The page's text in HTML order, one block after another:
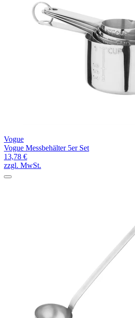
Vogue
Vogue Messbehälter 5er Set
13,78 €
zzgl. MwSt.